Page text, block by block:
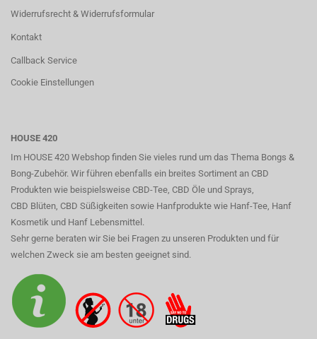
Widerrufsrecht & Widerrufsformular
Kontakt
Callback Service
Cookie Einstellungen
HOUSE 420
Im HOUSE 420 Webshop finden Sie vieles rund um das Thema Bongs &
Bong-Zubehör. Wir führen ebenfalls ein breites Sortiment an CBD
Produkten wie beispielsweise CBD-Tee, CBD Öle und Sprays,
CBD Blüten, CBD Süßigkeiten sowie Hanfprodukte wie Hanf-Tee, Hanf
Kosmetik und Hanf Lebensmittel.
Sehr gerne beraten wir Sie bei Fragen zu unseren Produkten und für
welchen Zweck sie am besten geeignet sind.